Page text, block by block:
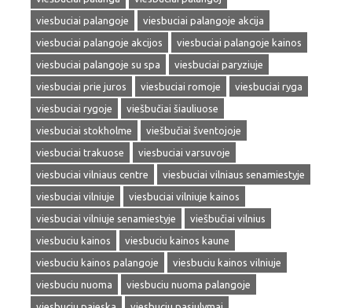
viesbuciai palangoje
viesbuciai palangoje akcija
viesbuciai palangoje akcijos
viesbuciai palangoje kainos
viesbuciai palangoje su spa
viesbuciai paryziuje
viesbuciai prie juros
viesbuciai romoje
viesbuciai ryga
viesbuciai rygoje
viešbučiai šiauliuose
viesbuciai stokholme
viešbučiai šventojoje
viesbuciai trakuose
viesbuciai varsuvoje
viesbuciai vilniaus centre
viesbuciai vilniaus senamiestyje
viesbuciai vilniuje
viesbuciai vilniuje kainos
viesbuciai vilniuje senamiestyje
viešbučiai vilnius
viesbuciu kainos
viesbuciu kainos kaune
viesbuciu kainos palangoje
viesbuciu kainos vilniuje
viesbuciu nuoma
viesbuciu nuoma palangoje